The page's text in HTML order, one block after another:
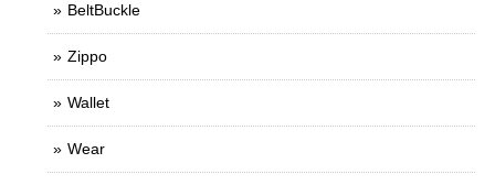
BeltBuckle
Zippo
Wallet
Wear